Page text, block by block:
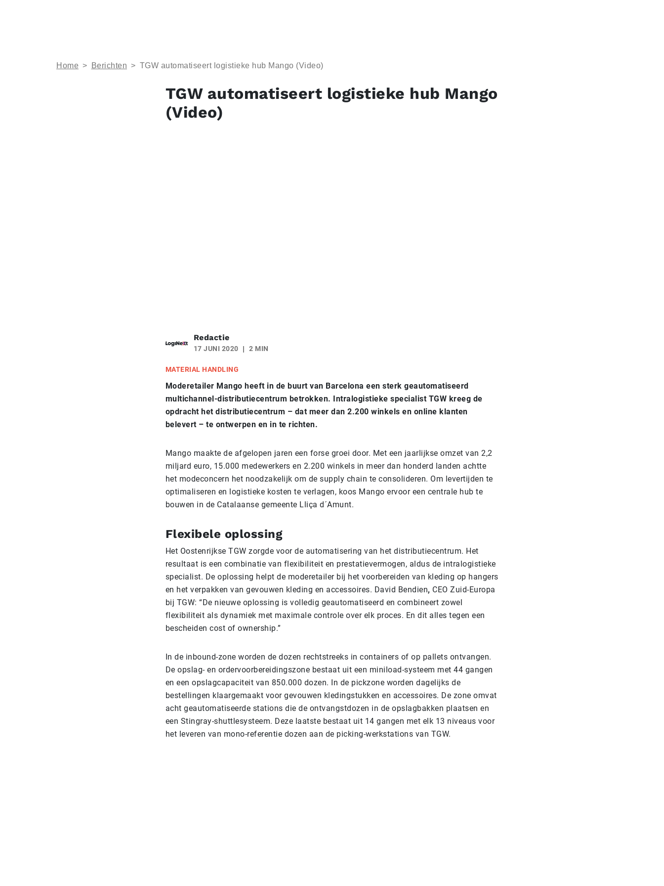
Home > Berichten > TGW automatiseert logistieke hub Mango (Video)
TGW automatiseert logistieke hub Mango
(Video)
Redactie
17 JUNI 2020 2 MIN
MATERIAL HANDLING
Moderetailer Mango heeft in de buurt van Barcelona een sterk geautomatiseerd
multichannel-distributiecentrum betrokken. Intralogistieke specialist TGW kreeg de
opdracht het distributiecentrum – dat meer dan 2.200 winkels en online klanten
belevert – te ontwerpen en in te richten.
Mango maakte de afgelopen jaren een forse groei door. Met een jaarlijkse omzet van 2,2
miljard euro, 15.000 medewerkers en 2.200 winkels in meer dan honderd landen achtte
het modeconcern het noodzakelijk om de supply chain te consolideren. Om levertijden te
optimaliseren en logistieke kosten te verlagen, koos Mango ervoor een centrale hub te
bouwen in de Catalaanse gemeente Lliça d´Amunt.
Flexibele oplossing
Het Oostenrijkse TGW zorgde voor de automatisering van het distributiecentrum. Het
resultaat is een combinatie van flexibiliteit en prestatievermogen, aldus de intralogistieke
specialist. De oplossing helpt de moderetailer bij het voorbereiden van kleding op hangers
en het verpakken van gevouwen kleding en accessoires. David Bendien, CEO Zuid-Europa
bij TGW: “De nieuwe oplossing is volledig geautomatiseerd en combineert zowel
flexibiliteit als dynamiek met maximale controle over elk proces. En dit alles tegen een
bescheiden cost of ownership.”
In de inbound-zone worden de dozen rechtstreeks in containers of op pallets ontvangen.
De opslag- en ordervoorbereidingszone bestaat uit een miniload-systeem met 44 gangen
en een opslagcapaciteit van 850.000 dozen. In de pickzone worden dagelijks de
bestellingen klaargemaakt voor gevouwen kledingstukken en accessoires. De zone omvat
acht geautomatiseerde stations die de ontvangstdozen in de opslagbakken plaatsen en
een Stingray-shuttlesysteem. Deze laatste bestaat uit 14 gangen met elk 13 niveaus voor
het leveren van mono-referentie dozen aan de picking-werkstations van TGW.